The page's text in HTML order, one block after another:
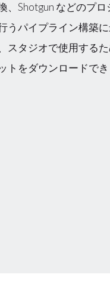
、Shotgun などのプ
うパイプライン構築
スタジオで使用する
トをダウンロードでき